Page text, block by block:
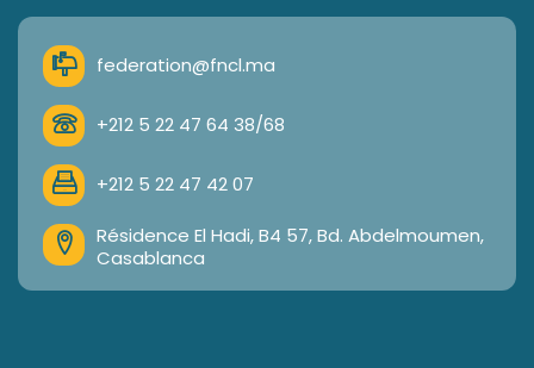
federation@fncl.ma
+212 5 22 47 64 38/68
+212 5 22 47 42 07
Résidence El Hadi, B4 57, Bd. Abdelmoumen,
Casablanca